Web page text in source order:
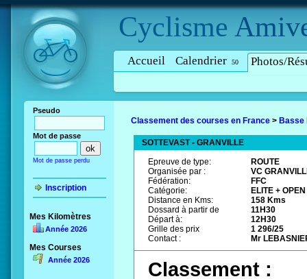
Cyclisme
Accueil Calendrier 50 Photos/
Pseudo
Mot de passe
Mot de passe perdu
Inscription
Mes Kilomètres
Année 2026
Mes Courses
Année 2026
Classement des courses en France > Basse
SOTTEVAST - GRANVILLE
Epreuve de type:
ROUTE
Organisée par :
VC
Fédération:
FFC
Catégorie:
ELITE +
Distance en Kms:
158 Kms
Dossard à partir de
11H30
Départ à:
12H30
Grille des prix
1 296/25
Contact :
Mr
Classement :